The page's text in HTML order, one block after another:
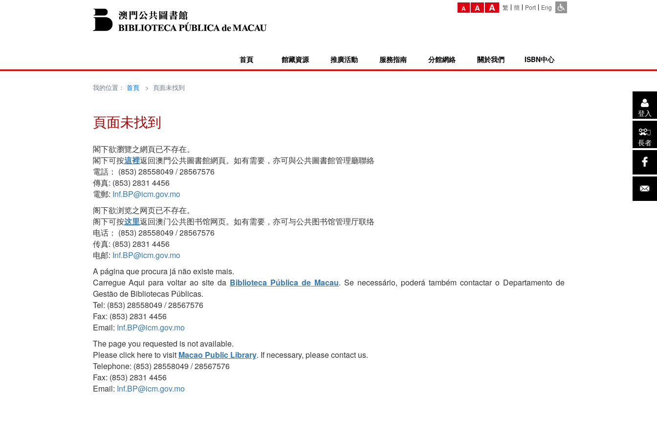
A A A 繁 簡 Port Eng
首頁 館藏資源 推廣活動 服務指南 分館網絡 關於我們 ISBN中心
登入
長者
我的位置： 首頁> 頁面未找到
頁面未找到
閣下欲瀏覽之網頁已不存在。
閣下可按這裡返回澳門公共圖書館網頁。如有需要，亦可與公共圖書館管理廳聯絡
電話： (853) 28558049 / 28567576
傳真: (853) 2831 4456
電郵: Inf.BP@icm.gov.mo
阁下欲浏览之网页已不存在。
阁下可按这里返回澳门公共图书馆网页。如有需要，亦可与公共图书馆管理厅联络
电话： (853) 28558049 / 28567576
传真: (853) 2831 4456
电邮: Inf.BP@icm.gov.mo
A página que procura já não existe mais.
Carregue Aqui para voltar ao site da Biblioteca Pública de Macau. Se necessário, poderá também contactar o Departamento de
Gestão de Bibliotecas Públicas.
Tel: (853) 28558049 / 28567576
Fax: (853) 2831 4456
Email: Inf.BP@icm.gov.mo
The page you requested is not available.
Please click here to visit Macao Public Library. If necessary, please contact us.
Telephone: (853) 28558049 / 28567576
Fax: (853) 2831 4456
Email: Inf.BP@icm.gov.mo